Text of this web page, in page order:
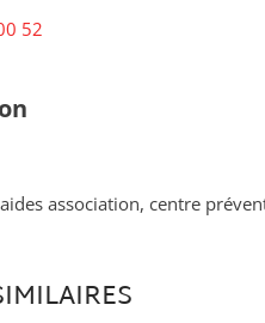
52
association, centre